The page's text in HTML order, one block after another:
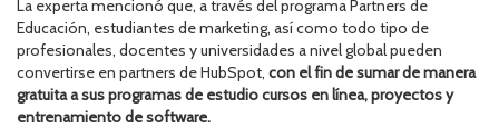
La experta mencionó que, a través del programa Partners de
Educación, estudiantes de marketing, así como todo tipo de
profesionales, docentes y universidades a nivel global pueden
convertirse en partners de HubSpot, con el fin de sumar de manera
gratuita a sus programas de estudio cursos en línea, proyectos y
entrenamiento de software.